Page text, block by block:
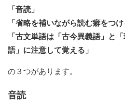
「音読」
「省略を補いながら読む癖をつけ
「古文単語は「古今異義語」と
語」に注意して覚える」
の３つがあります。
音読